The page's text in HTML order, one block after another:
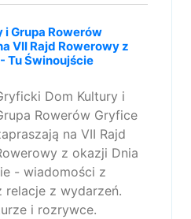
Grupa Rowerów
VII Rajd Rowerowy z
Tu Świnoujście
Dom Kultury i
Rowerów Gryfice
na VII Rajd
z okazji Dnia
- wiadomości z
z wydarzeń.
i rozrywce.